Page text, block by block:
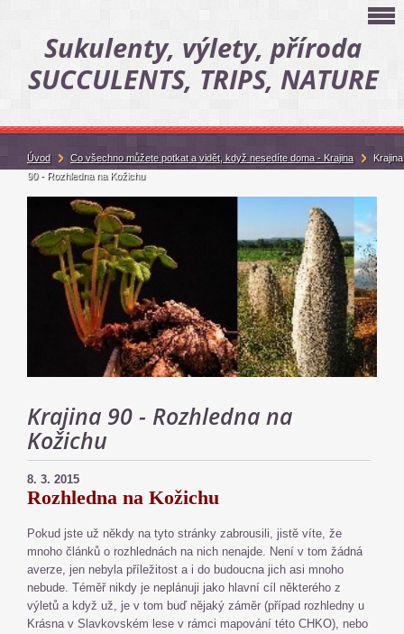
Sukulenty, výlety, příroda
SUCCULENTS, TRIPS, NATURE
Krajina 90 - Rozhledna na
Kožichu
8. 3. 2015
Rozhledna na Kožichu
Pokud jste už někdy na tyto stránky zabrousili, jistě víte, že
mnoho článků o rozhlednách na nich nenajde. Není v tom žádná
averze, jen nebyla příležitost a i do budoucna jich asi mnoho
nebude. Téměř nikdy je neplánuji jako hlavní cíl některého z
výletů a když už, je v tom buď nějaký záměr (případ rozhledny u
Krásna v Slavkovském lese v rámci mapování této CHKO), nebo
Úvod Co všechno můžete potkat a vidět, když nesedíte doma - Krajina
Krajina
90 - Rozhledna na Kožichu